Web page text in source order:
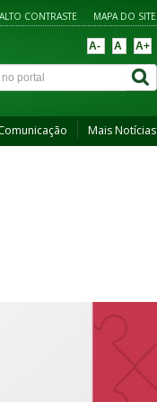
ALTO CONTRASTE MAPA DO SITE
A- A A+
Mais Notícias